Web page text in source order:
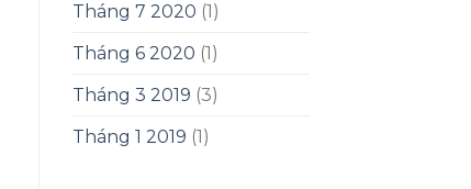
Tháng 7 2020 (1)
Tháng 6 2020 (1)
Tháng 3 2019 (3)
Tháng 1 2019 (1)